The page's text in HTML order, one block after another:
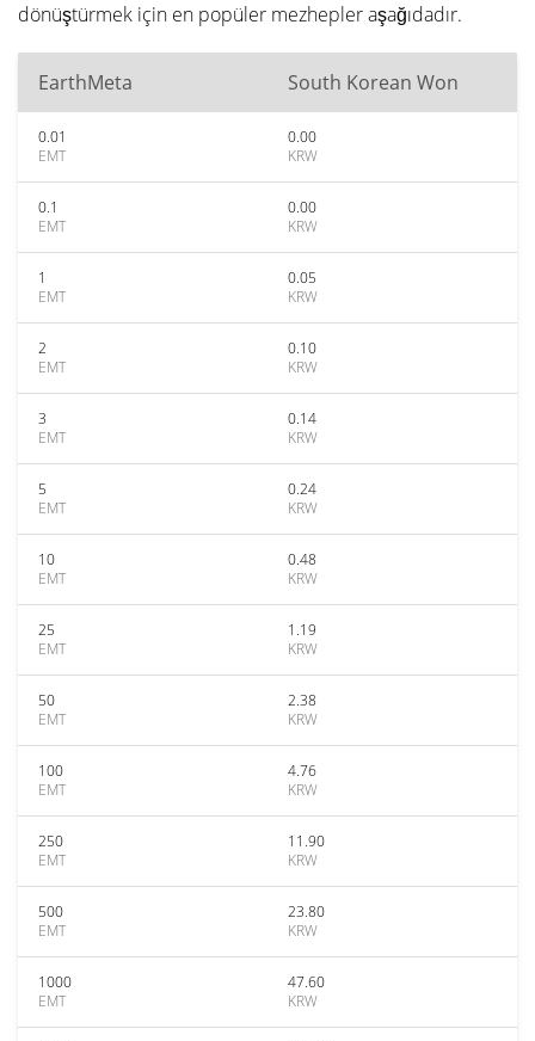
dönüştürmek için en popüler mezhepler aşağıdadır.
EarthMeta South Korean Won
0.01
EMT
0.00
KRW
0.1
EMT
0.00
KRW
1
EMT
0.05
KRW
2
EMT
0.10
KRW
3
EMT
0.14
KRW
5
EMT
0.24
KRW
10
EMT
0.48
KRW
25
EMT
1.19
KRW
50
EMT
2.38
KRW
100
EMT
4.76
KRW
250
EMT
11.90
KRW
500
EMT
23.80
KRW
1000
EMT
47.60
KRW